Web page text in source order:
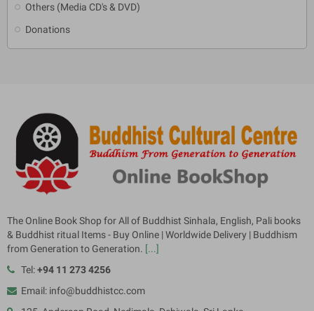
Others (Media CD's & DVD)
Donations
The Online Book Shop for All of Buddhist Sinhala, English, Pali books
& Buddhist ritual Items - Buy Online | Worldwide Delivery | Buddhism
from Generation to Generation. [...]
Tel:+94 11 273 4256
Email: info@buddhistcc.com